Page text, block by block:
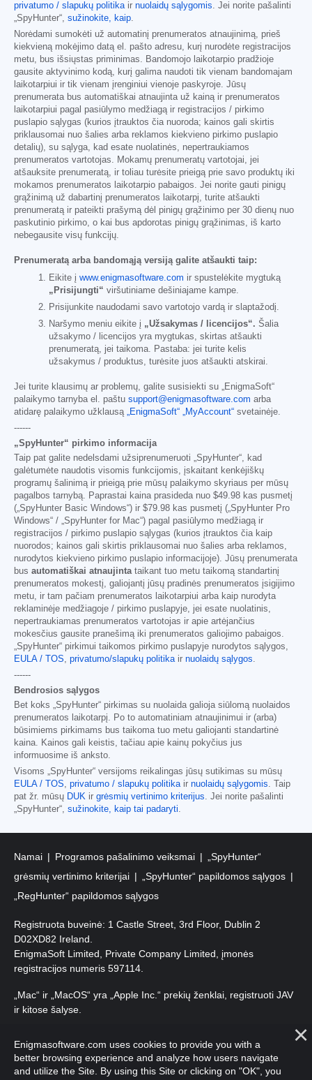
privatumo / slapukų politikair nuolaidų sąlygomis. Jei norite pašalinti
„SpyHunter“, sužinokite, kaip.
Norėdami sumokėti už automatinį prenumeratos atnaujinimą, prieš
kiekvieną mokėjimo datą el. pašto adresu, kurį nurodėte registracijos
metu, bus išsiųstas priminimas. Bandomojo laikotarpio pradžioje
gausite aktyvinimo kodą, kurį galima naudoti tik vienam bandomajam
laikotarpiui ir tik vienam įrenginiui vienoje paskyroje. Jūsų
prenumerata bus automatiškai atnaujinta už kainą ir prenumeratos
laikotarpiui pagal pasiūlymo medžiagą ir registracijos / pirkimo
puslapio sąlygas (kurios įtrauktos čia nuoroda; kainos gali skirtis
priklausomai nuo šalies arba reklamos kiekvieno pirkimo puslapio
detalių), su sąlyga, kad esate nuolatinės, nepertraukiamos
prenumeratos vartotojas. Mokamų prenumeratų vartotojai, jei
atšauksite prenumeratą, ir toliau turėsite prieigą prie savo produktų iki
mokamos prenumeratos laikotarpio pabaigos. Jei norite gauti pinigų
grąžinimą už dabartinį prenumeratos laikotarpį, turite atšaukti
prenumeratą ir pateikti prašymą dėl pinigų grąžinimo per 30 dienų nuo
paskutinio pirkimo, o kai bus apdorotas pinigų grąžinimas, iš karto
nebegausite visų funkcijų.
Prenumeratą arba bandomąją versiją galite atšaukti taip:
Eikite į www.enigmasoftware.com ir spustelėkite mygtuką
„Prisijungti“ viršutiniame dešiniajame kampe.
Prisijunkite naudodami savo vartotojo vardą ir slaptažodį.
Naršymo meniu eikite į „Užsakymas / licencijos“. Šalia
užsakymo / licencijos yra mygtukas, skirtas atšaukti
prenumeratą, jei taikoma. Pastaba: jei turite kelis
užsakymus / produktus, turėsite juos atšaukti atskirai.
Jei turite klausimų ar problemų, galite susisiekti su „EnigmaSoft“
palaikymo tarnyba el. paštu support@enigmasoftware.com arba
atidarę palaikymo užklausą „EnigmaSoft“ „MyAccount“ svetainėje.
------
„SpyHunter“ pirkimo informacija
Taip pat galite nedelsdami užsiprenumeruoti „SpyHunter“, kad
galėtumėte naudotis visomis funkcijomis, įskaitant kenkėjiškų
programų šalinimą ir prieigą prie mūsų palaikymo skyriaus per mūsų
pagalbos tarnybą. Paprastai kaina prasideda nuo $49.98 kas pusmetį
(„SpyHunter Basic Windows“) ir $79.98 kas pusmetį („SpyHunter Pro
Windows“ / „SpyHunter for Mac“) pagal pasiūlymo medžiagą ir
registracijos / pirkimo puslapio sąlygas (kurios įtrauktos čia kaip
nuorodos; kainos gali skirtis priklausomai nuo šalies arba reklamos,
nurodytos kiekvieno pirkimo puslapio informacijoje). Jūsų prenumerata
bus automatiškai atnaujintataikant tuo metu taikomą standartinį
prenumeratos mokestį, galiojantį jūsų pradinės prenumeratos įsigijimo
metu, ir tam pačiam prenumeratos laikotarpiui arba kaip nurodyta
reklaminėje medžiagoje / pirkimo puslapyje, jei esate nuolatinis,
nepertraukiamas prenumeratos vartotojas ir apie artėjančius
mokesčius gausite pranešimą iki prenumeratos galiojimo pabaigos.
„SpyHunter“ pirkimui taikomos pirkimo puslapyje nurodytos sąlygos,
EULA / TOS, privatumo/slapukų politikair nuolaidų sąlygos.
------
Bendrosios sąlygos
Bet koks „SpyHunter“ pirkimas su nuolaida galioja siūlomą nuolaidos
prenumeratos laikotarpį. Po to automatiniam atnaujinimui ir (arba)
būsimiems pirkimams bus taikoma tuo metu galiojanti standartinė
kaina. Kainos gali keistis, tačiau apie kainų pokyčius jus
informuosime iš anksto.
Visoms „SpyHunter“ versijoms reikalingas jūsų sutikimas su mūsų
EULA / TOS, privatumo / slapukų politikair nuolaidų sąlygomis. Taip
pat žr. mūsų DUK ir grėsmių vertinimo kriterijus. Jei norite pašalinti
„SpyHunter“, sužinokite, kaip tai padaryti.
Namai Programos pašalinimo veiksmai
„SpyHunter“
grėsmių vertinimo kriterijai
„SpyHunter“ papildomos sąlygos
„RegHunter“ papildomos sąlygos
Registruota buveinė: 1 Castle Street, 3rd Floor, Dublin 2
D02XD82 Ireland.
EnigmaSoft Limited, Private Company Limited, įmonės
registracijos numeris 597114.
„Mac“ ir „MacOS“ yra „Apple Inc.“ prekių ženklai, registruoti JAV
ir kitose šalyse.
saugomos.
Enigmasoftware.com uses cookies to provide you with a
better browsing experience and analyze how users navigate
and utilize the Site. By using this Site or clicking on "OK", you